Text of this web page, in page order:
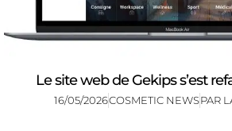
Le site web de Gekips s’est
16/05/2026COSMETIC NEWSPAR